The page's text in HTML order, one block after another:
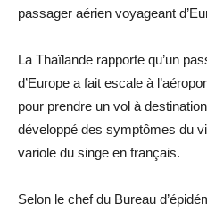
passager aérien voyageant
La Thaïlande rapporte qu’un
d’Europe a fait escale à
pour prendre un vol à
développé des symptômes du
variole du singe en français.
Selon le chef du Bureau